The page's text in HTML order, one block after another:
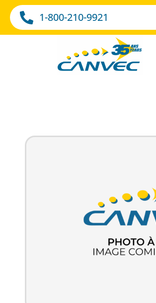
1-800-210-9921